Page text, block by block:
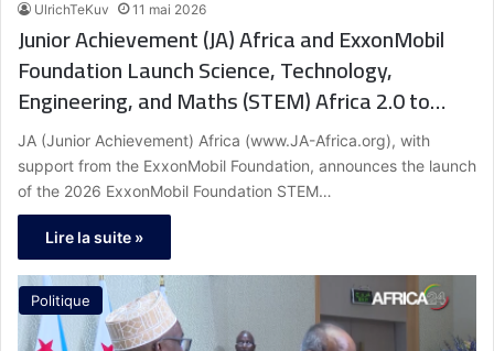
UlrichTeKuv 11 mai 2026
Junior Achievement (JA) Africa and ExxonMobil
Foundation Launch Science, Technology,
Engineering, and Maths (STEM) Africa 2.0 to
Equip the Next Generation of African Innovators
JA (Junior Achievement) Africa (www.JA-Africa.org), with
support from the ExxonMobil Foundation, announces the launch
of the 2026 ExxonMobil Foundation STEM…
Lire la suite »
Politique